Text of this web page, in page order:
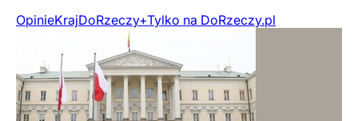
OpinieKrajDoRzeczy+Tylko na DoRzeczy.pl